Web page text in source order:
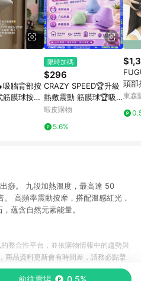
吸牆背部按
筋膜球按摩
度背部肌
限時加碼
$296
CRAZY SPEED🏆升級
熱敷震動 筋膜球🏆吸
附式筋膜球 筋膜球 放
器 肌肉放鬆 足底按摩
蝦皮購物
5.6%
頭部按
(電
頭皮
東森
痧。 九段加熱溫度，最高達 50
高頻率震動按摩，搭配溫感紅光，
蘊含自然元素能量。
前往賣場 0.5%
整合性平台，並依購物情報中的趨勢與
商品資料更新會有時間差，請務必點擊
購物條件，一切資訊以合作廠商網頁為